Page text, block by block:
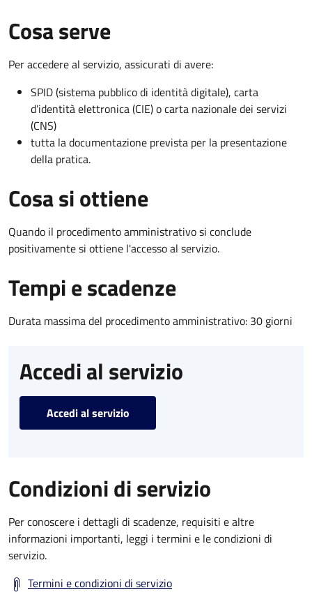
Cosa serve
Per accedere al servizio, assicurati di avere:
SPID (sistema pubblico di identità digitale), carta
d’identità elettronica (CIE) o carta nazionale dei servizi
(CNS)
tutta la documentazione prevista per la presentazione
della pratica.
Cosa si ottiene
Quando il procedimento amministrativo si conclude
positivamente si ottiene l'accesso al servizio.
Tempi e scadenze
Durata massima del procedimento amministrativo: 30 giorni
Accedi al servizio
Accedi al servizio
Condizioni di servizio
Per conoscere i dettagli di scadenze, requisiti e altre
informazioni importanti, leggi i termini e le condizioni di
servizio.
Termini e condizioni di servizio